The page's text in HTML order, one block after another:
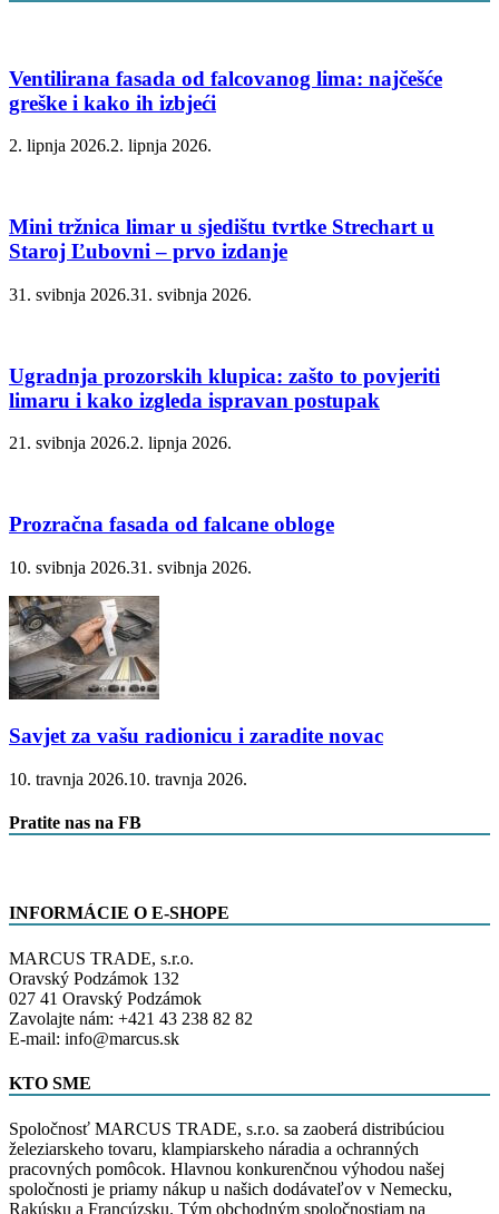
Ventilirana fasada od falcovanog lima: najčešće
greške i kako ih izbjeći
2. lipnja 2026.2. lipnja 2026.
Mini tržnica limar u sjedištu tvrtke Strechart u
Staroj Ľubovni – prvo izdanje
31. svibnja 2026.31. svibnja 2026.
Ugradnja prozorskih klupica: zašto to povjeriti
limaru i kako izgleda ispravan postupak
21. svibnja 2026.2. lipnja 2026.
Prozračna fasada od falcane obloge
10. svibnja 2026.31. svibnja 2026.
Savjet za vašu radionicu i zaradite novac
10. travnja 2026.10. travnja 2026.
Pratite nas na FB
INFORMÁCIE O E-SHOPE
MARCUS TRADE, s.r.o.
Oravský Podzámok 132
027 41 Oravský Podzámok
Zavolajte nám: +421 43 238 82 82
E-mail: info@marcus.sk
KTO SME
Spoločnosť MARCUS TRADE, s.r.o. sa zaoberá distribúciou
železiarskeho tovaru, klampiarskeho náradia a ochranných
pracovných pomôcok. Hlavnou konkurenčnou výhodou našej
spoločnosti je priamy nákup u našich dodávateľov v Nemecku,
Rakúsku a Francúzsku. Tým obchodným spoločnostiam na